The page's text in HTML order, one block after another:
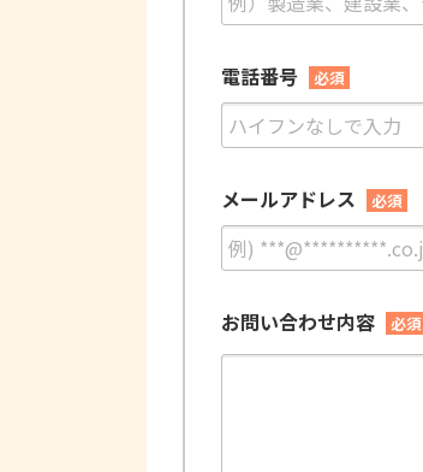
電話番号 必須
メールアドレス 必須
お問い合わせ内容 必須